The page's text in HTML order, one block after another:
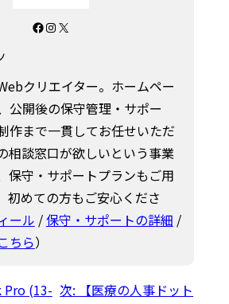
Facebook InstagramX
クリエイター。ホームペー
公開後の保守管理・サポー
作まで一貫してお任せいただ
相談窓口が欲しいという事業
保守・サポートプランもご用
初めての方もご安心くださ
ール /保守・サポートの詳細 /
ちら）
Pro (13- 次:
【医療の人事ドット